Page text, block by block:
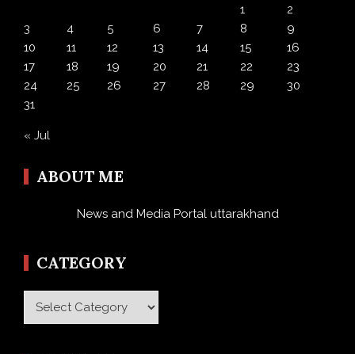
1
2
3
4 5 6 7 8
9
10
11 12 13 14 15
16
17
18 19 20 21 22
23
24
25 26 27 28 29
30
31
« Jul
ABOUT ME
News and Media Portal uttarakhand
CATEGORY
Category